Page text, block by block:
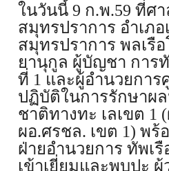
ในวันนี้ 9 ก.พ.59 ที่ศา
สมุทรปราการ อำเภอ
สมุทรปราการ พลเรื
ยานุกูล ผู้บัญชา การ
ที่ 1 และผู้อำนวยการ
ปฏิบัติในการรักษาผ
ชาติทางทะ เลเขต 1 (
ผอ.ศรชล. เขต 1) พร้
ฝ่ายอำนวยการ ทัพเ
เข้าเยี่ยมและพบปะ ผู้